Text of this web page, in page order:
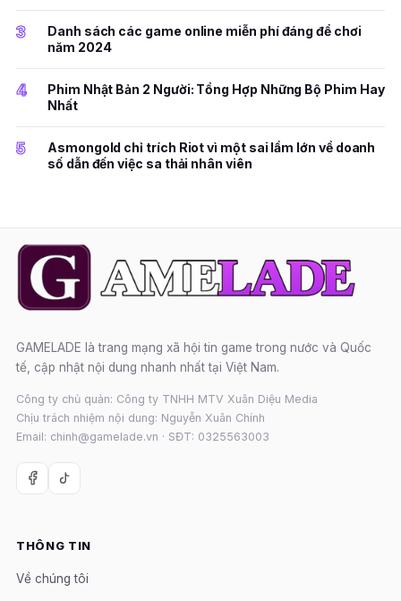
3
Danh sách các game online miễn phí đáng để chơi
năm 2024
4
Phim Nhật Bản 2 Người: Tổng Hợp Những Bộ Phim Hay
Nhất
5
Asmongold chỉ trích Riot vì một sai lầm lớn về doanh
số dẫn đến việc sa thải nhân viên
GAMELADE là trang mạng xã hội tin game trong nước và Quốc
tế, cập nhật nội dung nhanh nhất tại Việt Nam.
Công ty chủ quản: Công ty TNHH MTV Xuân Diệu Media
Chịu trách nhiệm nội dung: Nguyễn Xuân Chính
Email: chinh@gamelade.vn · SĐT: 0325563003
THÔNG TIN
Về chúng tôi